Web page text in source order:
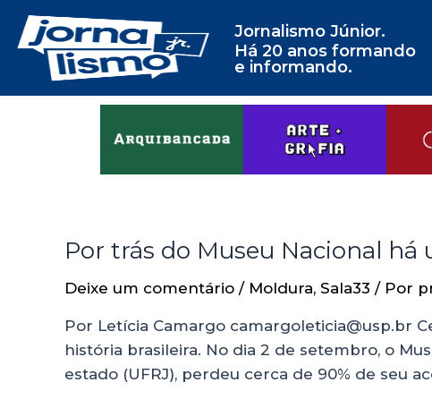
Jornalismo Júnior.
Há 20 anos formando
e informando.
Por trás do Museu Nacional há
Deixe um comentário / Moldura, Sala33 / Por
Por Letícia Camargo camargoleticia@usp.br
história brasileira. No dia 2 de setembro, o
estado (UFRJ), perdeu cerca de 90% de seu